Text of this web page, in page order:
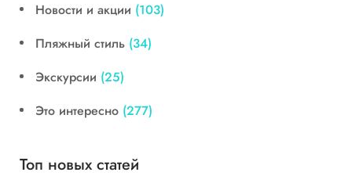
Новости и акции (103)
Пляжный стиль (34)
Экскурсии (25)
Это интересно (277)
Топ новых статей